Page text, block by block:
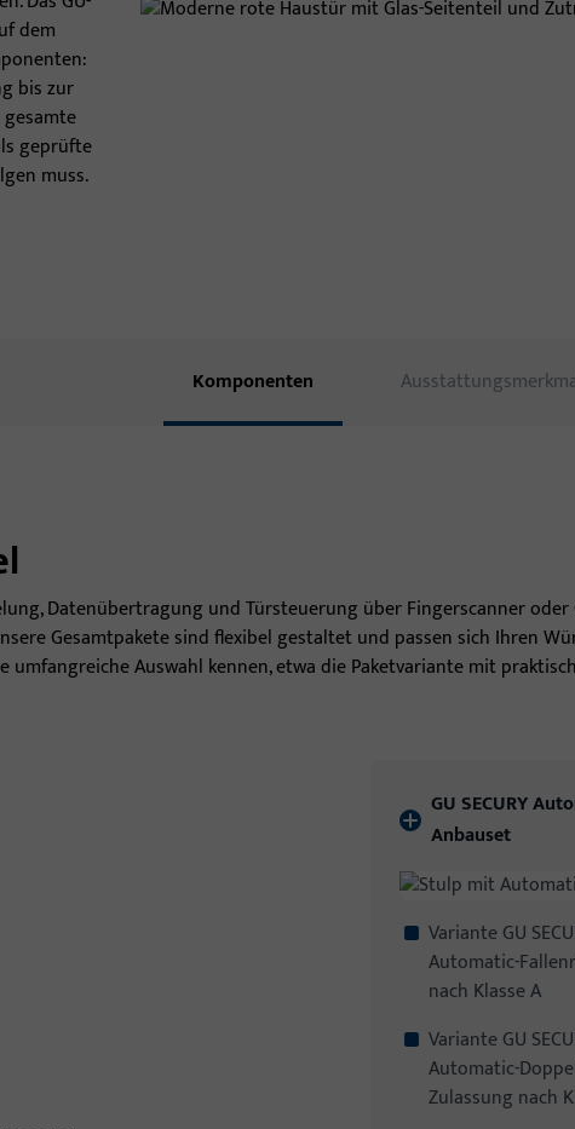
dem
bis zur
geprüfte
muss.
Komponenten
Datenübertragung und Türsteuerung über Fingerscanner
Gesamtpakete sind flexibel gestaltet und passen sich Ihren
Auswahl kennen, etwa die Paketvariante mit
GU SECURY
Anbauset
Variante GU
Automatic-
nach Klasse A
Variante GU
Automatic-
Zulassung nach